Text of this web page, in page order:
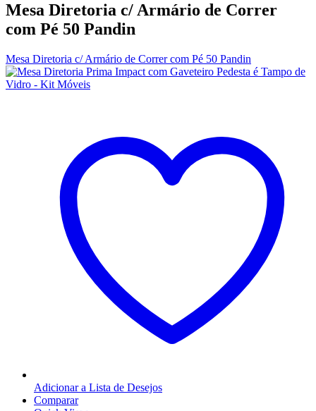
Mesa Diretoria c/ Armário de Correr
com Pé 50 Pandin
Mesa Diretoria c/ Armário de Correr com Pé 50 Pandin
Adicionar a Lista de Desejos
Comparar